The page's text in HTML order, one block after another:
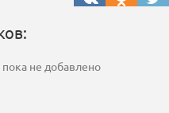
не добавлено